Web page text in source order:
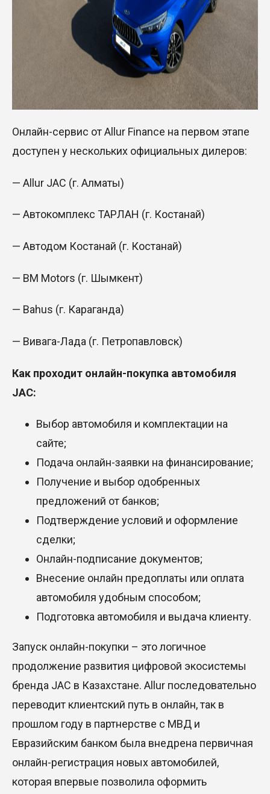
Онлайн-сервис от Allur Finance на первом этапе
доступен у нескольких официальных дилеров:
— Allur JAC (г. Алматы)
— Автокомплекс ТАРЛАН (г. Костанай)
— Автодом Костанай (г. Костанай)
— BM Motors (г. Шымкент)
— Bahus (г. Караганда)
— Вивага-Лада (г. Петропавловск)
Как проходит онлайн-покупка автомобиля
JAC:
Выбор автомобиля и комплектации на
сайте;
Подача онлайн-заявки на финансирование;
Получение и выбор одобренных
предложений от банков;
Подтверждение условий и оформление
сделки;
Онлайн-подписание документов;
Внесение онлайн предоплаты или оплата
автомобиля удобным способом;
Подготовка автомобиля и выдача клиенту.
Запуск онлайн-покупки – это логичное
продолжение развития цифровой экосистемы
бренда JAC в Казахстане. Allur последовательно
переводит клиентский путь в онлайн, так в
прошлом году в партнерстве с МВД и
Евразийским банком была внедрена первичная
онлайн-регистрация новых автомобилей,
которая впервые позволила оформить